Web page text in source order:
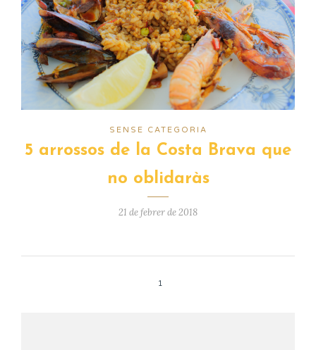
SENSE CATEGORIA
5 arrossos de la Costa Brava que
no oblidaràs
21 de febrer de 2018
1